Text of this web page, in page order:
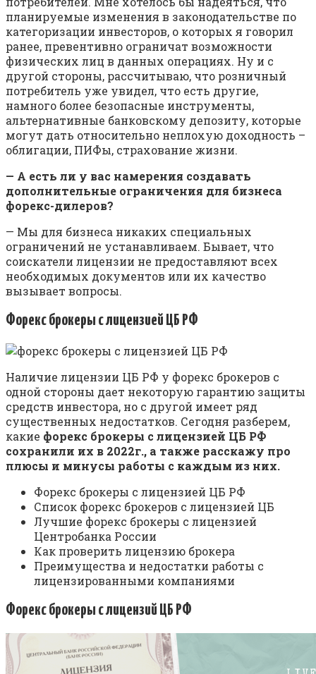
планируемые изменения в законодательстве по
категоризации инвесторов, о которых я говорил
ранее, превентивно ограничат возможности
физических лиц в данных операциях. Ну и с
другой стороны, рассчитываю, что розничный
потребитель уже увидел, что есть другие,
намного более безопасные инструменты,
альтернативные банковскому депозиту, которые
могут дать относительно неплохую доходность –
облигации, ПИФы, страхование жизни.
— А есть ли у вас намерения создавать
дополнительные ограничения для бизнеса
форекс-дилеров?
— Мы для бизнеса никаких специальных
ограничений не устанавливаем. Бывает, что
соискатели лицензии не предоставляют всех
необходимых документов или их качество
вызывает вопросы.
Форекс брокеры с лицензией ЦБ РФ
Наличие лицензии ЦБ РФ у форекс брокеров с
одной стороны дает некоторую гарантию защиты
средств инвестора, но с другой имеет ряд
существенных недостатков. Сегодня разберем,
какие форекс брокеры с лицензией ЦБ РФ
сохранили их в 2022г., а также расскажу про
плюсы и минусы работы с каждым из них.
Форекс брокеры с лицензией ЦБ РФ
Список форекс брокеров с лицензией ЦБ
Лучшие форекс брокеры с лицензией
Центробанка России
Как проверить лицензию брокера
Преимущества и недостатки работы с
лицензированными компаниями
Форекс брокеры с лицензий ЦБ РФ